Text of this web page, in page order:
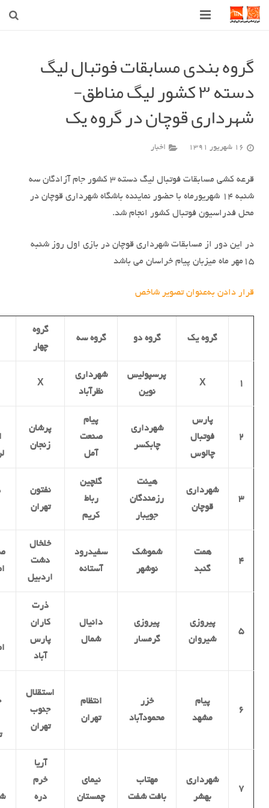
شهرداری
شورای اسلامی شهر قوچان
اخبار روز
قوچان
ارتباط با ما
گروه بندی مسابقات فوتبال لیگ
دسته ٣ کشور لیگ مناطق-
شهرداری قوچان در گروه یک
16 شهریور 1391 اخبار
قرعه کشی مسابقات فوتبال لیگ دسته ۳ کشور جام آزادگان سه
شنبه ۱۴ شهریورماه با حضور نماینده باشگاه شهرداری قوچان در
محل فدراسیون فوتبال کشور انجام شد.
در این دور از مسابقات شهرداری قوچان در بازی اول روز شنبه
۱۵مهر ماه میزبان پیام خراسان می باشد
قرار دادن به‌عنوان تصویر شاخص
گروه یک گروه دو گروه سه
گروه
چهار
۱ X
پرسپولیس
نوین
شهرداری
نظرآباد
X
۲
پارس
فوتبال
چالوس
شهرداری
چابکسر
پیام
صنعت
آمل
پرشان
زنجان
۳
شهرداری
قوچان
هیئت
رزمندگان
جویبار
گلچین
رباط
کریم
نفتون
تهران
۴
همت
گنبد
شموشک
نوشهر
سفیدرود
آستانه
خلخال
دشت
اردبیل
۵
پیروزی
شیروان
پیروزی
گرمسار
دانیال
شمال
ذرت
کاران
پارس
آباد
۶
پیام
مشهد
خزر
محمودآباد
انتظام
تهران
استقلال
جنوب
تهران
۷
شهرداری
بهشر
مهتاب
بافت شفت
نیمای
چمستان
آریا
خرم
دره